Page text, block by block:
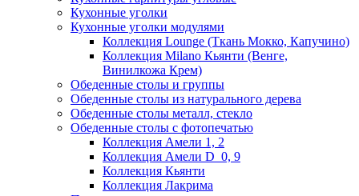
Кухонные уголки
Кухонные уголки модулями
Коллекция Lounge (Ткань Мокко, Капучино)
Коллекция Milano Кьянти (Венге,
Винилкожа Крем)
Обеденные столы и группы
Обеденные столы из натурального дерева
Обеденные столы металл, стекло
Обеденные столы с фотопечатью
Коллекция Амели 1, 2
Коллекция Амели D_0, 9
Коллекция Кьянти
Коллекция Лакрима